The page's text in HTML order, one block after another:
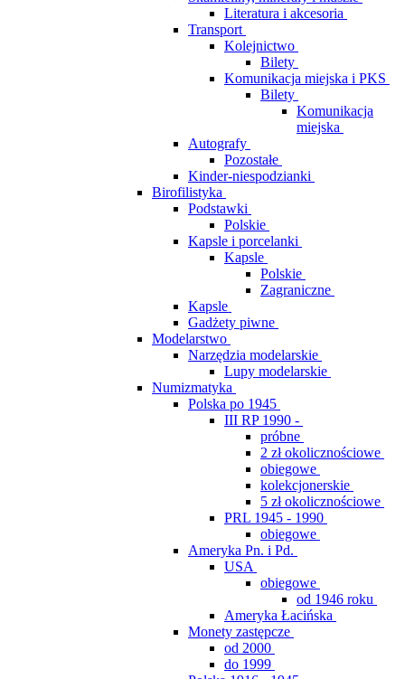
Literatura i akcesoria
Transport
Kolejnictwo
Bilety
Komunikacja miejska i PKS
Bilety
Komunikacja
miejska
Autografy
Pozostałe
Kinder-niespodzianki
Birofilistyka
Podstawki
Polskie
Kapsle i porcelanki
Kapsle
Polskie
Zagraniczne
Kapsle
Gadżety piwne
Modelarstwo
Narzędzia modelarskie
Lupy modelarskie
Numizmatyka
Polska po 1945
III RP 1990 -
próbne
2 zł okolicznościowe
obiegowe
kolekcjonerskie
5 zł okolicznościowe
PRL 1945 - 1990
obiegowe
Ameryka Pn. i Pd.
USA
obiegowe
od 1946 roku
Ameryka Łacińska
Monety zastępcze
od 2000
do 1999